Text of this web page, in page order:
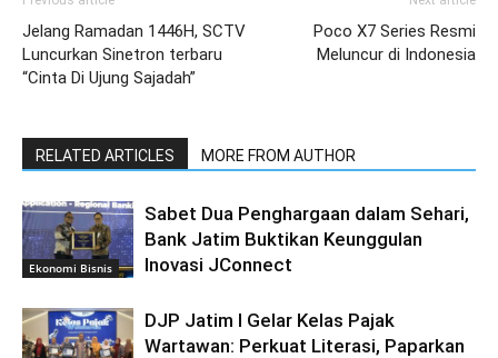
Jelang Ramadan 1446H, SCTV
Luncurkan Sinetron terbaru
“Cinta Di Ujung Sajadah”
Poco X7 Series Resmi
Meluncur di Indonesia
RELATED ARTICLES MORE FROM AUTHOR
Ekonomi Bisnis
Sabet Dua Penghargaan dalam Sehari,
Bank Jatim Buktikan Keunggulan
Inovasi JConnect
DJP Jatim I Gelar Kelas Pajak
Wartawan: Perkuat Literasi, Paparkan